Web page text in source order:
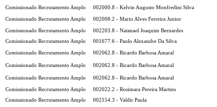
Comissionado Recrutamento Amplo
002000.8 - Kelvin Augusto Monfredini Silva
Comissionado Recrutamento Amplo 002008.2 - Mario Alves Ferreira Junior
Comissionado Recrutamento Amplo
002203.8 - Natanael Joaquim Bernardes
Comissionado Recrutamento Amplo
001677.6 - Paulo Alexandre Da Silva
Comissionado Recrutamento Amplo 002062.8 - Ricardo Barbosa Amaral
Comissionado Recrutamento Amplo 002062.8 - Ricardo Barbosa Amaral
Comissionado Recrutamento Amplo 002062.8 - Ricardo Barbosa Amaral
Comissionado Recrutamento Amplo
002022.2 - Rosimara Pereira Martins
Comissionado Recrutamento Amplo
002154.3 - Valdir Paula